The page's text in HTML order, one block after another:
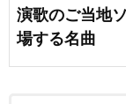
演歌のご当地
場する名曲